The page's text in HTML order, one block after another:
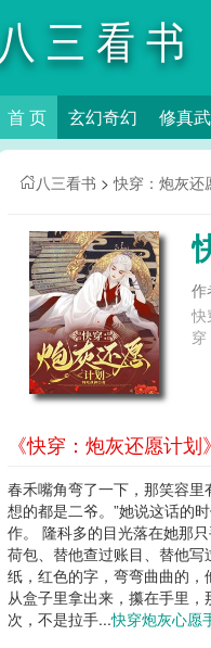
八三看书
首 页 玄幻奇幻 修真
八三看书 >快穿：炮灰还
作
快
《快穿：炮灰还愿计
春禾嘴角弯了一下，那笑容
想的都是二爷。”她说这话的
作。 隆科多的目光落在她那
荷包、替他查过账目、替他
纸，红色的字，弯弯曲曲的
从盒子里拿出来，攥在手里
次，不是拉手...快穿炮灰心